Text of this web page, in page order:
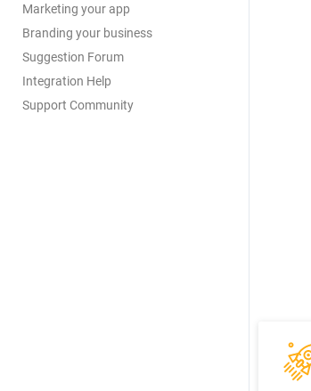
Marketing your app
Branding your business
Suggestion Forum
Integration Help
Support Community